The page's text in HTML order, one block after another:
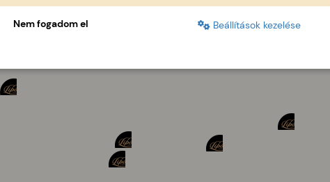
Nem fogadom el Beállítások kezelése